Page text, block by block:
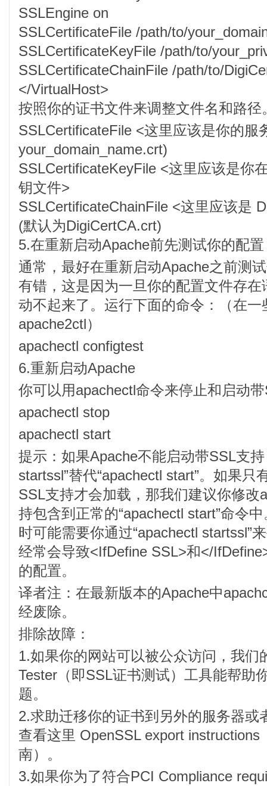
SSLEngine on
SSLCertificateFile /path/to/
SSLCertificateKeyFile /path/to/
SSLCertificateChainFile /path/to/
</VirtualHost>
按照你的证书文件来调整文件名和路径
SSLCertificateFile <这里应该是你的服
your_domain_name.crt)
SSLCertificateKeyFile <这里应该是你
钥文件>
SSLCertificateChainFile <这里应该是
(默认为DigiCertCA.crt)
5.在重新启动Apache前先测试你的配置
通常，最好在重新启动Apache之前测
有错，这是因为一旦你的配置文件存
动不起来了。运行下面的命令：（在一
apache2ctl）
apachectl configtest
6.重新启动Apache
你可以用apachectl命令来停止和启动
apachectl stop
apachectl start
提示：如果Apache不能启动带SSL支
startssl”替代“apachectl start”。如果只
SSL支持才会加载，那我们建议你修改
持包含到正常的“apachectl start”命令
时可能需要你通过“apachectl startssl”
经常会导致<IfDefine SSL>和</
的配置。
译者注：在最新版本的Apache中
经废除。
排除故障：
1.如果你的网站可以被公众访问，我们
Tester（即SSL证书测试）工具能帮助
题。
2.求助迁移你的证书到另外的服务器或
查看这里 OpenSSL export instructions
南）。
3.如果你为了符合PCI Compliance